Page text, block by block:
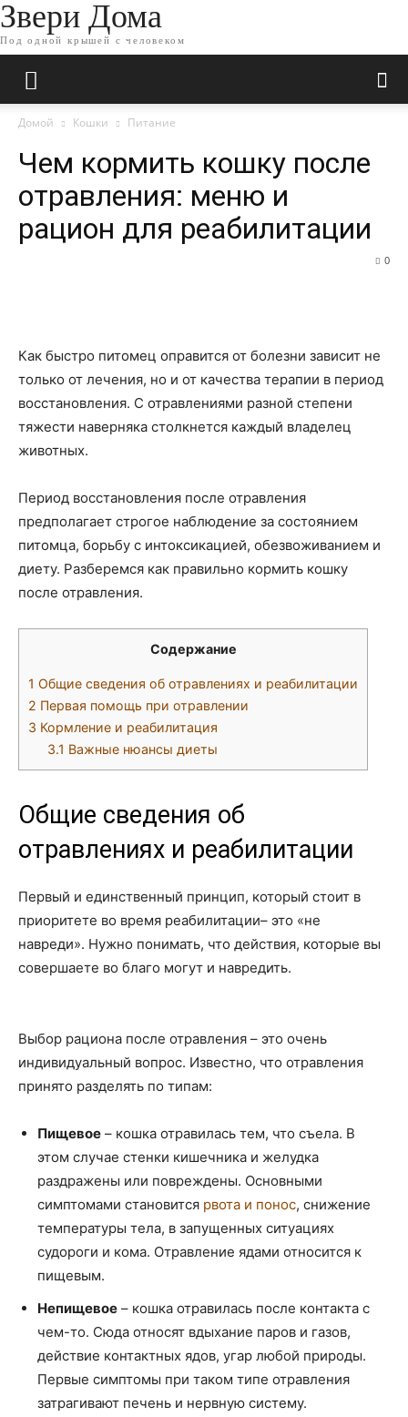
Звери Дома
Под одной крышей с человеком
Домой Кошки Питание
Чем кормить кошку после
отравления: меню и
рацион для реабилитации
0
Как быстро питомец оправится от болезни зависит не
только от лечения, но и от качества терапии в период
восстановления. С отравлениями разной степени
тяжести наверняка столкнется каждый владелец
животных.
Период восстановления после отравления
предполагает строгое наблюдение за состоянием
питомца, борьбу с интоксикацией, обезвоживанием и
диету. Разберемся как правильно кормить кошку
после отравления.
Содержание
1 Общие сведения об отравлениях и реабилитации
2 Первая помощь при отравлении
3 Кормление и реабилитация
3.1 Важные нюансы диеты
Общие сведения об
отравлениях и реабилитации
Первый и единственный принцип, который стоит в
приоритете во время реабилитации– это «не
навреди». Нужно понимать, что действия, которые вы
совершаете во благо могут и навредить.
Выбор рациона после отравления – это очень
индивидуальный вопрос. Известно, что отравления
принято разделять по типам:
Пищевое – кошка отравилась тем, что съела. В
этом случае стенки кишечника и желудка
раздражены или повреждены. Основными
симптомами становится рвота и понос, снижение
температуры тела, в запущенных ситуациях
судороги и кома. Отравление ядами относится к
пищевым.
Непищевое – кошка отравилась после контакта с
чем-то. Сюда относят вдыхание паров и газов,
действие контактных ядов, угар любой природы.
Первые симптомы при таком типе отравления
затрагивают печень и нервную систему.